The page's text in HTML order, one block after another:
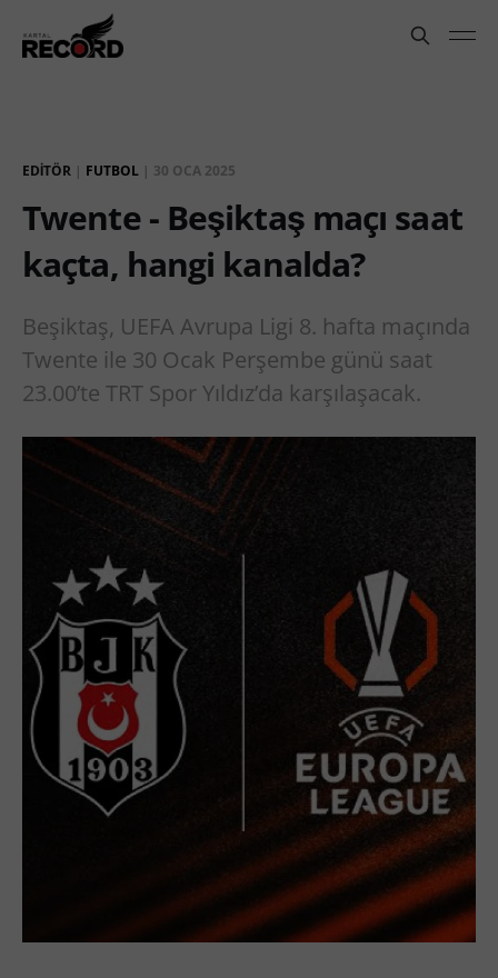
EDITÖR | FUTBOL | 30 OCA 2025
Twente - Beşiktaş maçı saat
kaçta, hangi kanalda?
Beşiktaş, UEFA Avrupa Ligi 8. hafta maçında
Twente ile 30 Ocak Perşembe günü saat
23.00’te TRT Spor Yıldız’da karşılaşacak.